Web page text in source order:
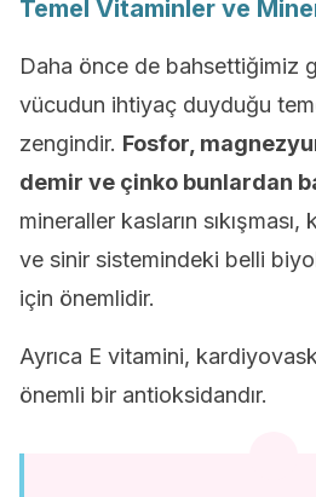
Temel Vitaminler ve
Daha önce de bahsettiğimiz
vücudun ihtiyaç duyduğu
zengindir. Fosfor,
demir ve çinko bunlardan
mineraller kasların
ve sinir sistemindeki belli
için önemlidir.
Ayrıca E vitamini,
önemli bir antioksidandır.